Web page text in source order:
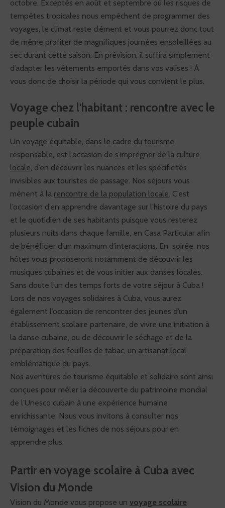
octobre. Exceptés en août et septembre où les risques de
tempêtes tropicales nous empêchent de programmer des
voyages, le climat reste clément et vous pourrez donc tout
de même profiter de magnifiques journées ensoleillées au
sec durant cette saison. En prévision, il suffira simplement
d’adapter les vêtements emportés dans vos valises ! À
vous donc de choisir la période qui vous convient le plus.
Voyage chez l'habitant : rencontre avec le
peuple cubain
Un voyage équitable, dans le cadre du tourisme
responsable, est l’occasion de s’imprégner de la culture
locale, d’en découvrir les nuances et les spécificités
invisibles aux touristes de passage. Nos séjours vous
mènent à la rencontre de la population locale. C’est
l’occasion d’en apprendre davantage sur l’histoire du pays
et le quotidien de ses habitants puisque vous resterez
plusieurs nuits dans chaque famille, en Casa Particular afin
de bénéficier d’un maximum d'interactions. En soirée, nos
hôtes vous proposeront notamment de découvrir les
musiques cubaines et de vous initier aux danses locales.
Sans doute l’un des temps forts de votre séjour à Cuba !
Lors de nos voyages solidaires à Cuba, vous aurez
également l’occasion de rencontrer des jeunes d’un
établissement scolaire partenaire, de vivre une initiation à
la danse cubaine, ou de découvrir le séchage et de la
préparation des feuilles de tabac, un artisanat local
emblématique du pays.
Nos aventures de tourisme équitable et solidaire sont ainsi
conçues pour mêler la découverte du patrimoine mondial
de l’Unesco cubain à une expérience humaine
enrichissante. Nous vous invitons à consulter nos
témoignages et les fiches de nos séjours pour en
apprendre plus.
Partir en voyage scolaire à Cuba avec
Vision du Monde
Vision du Monde vous propose un voyage scolaire